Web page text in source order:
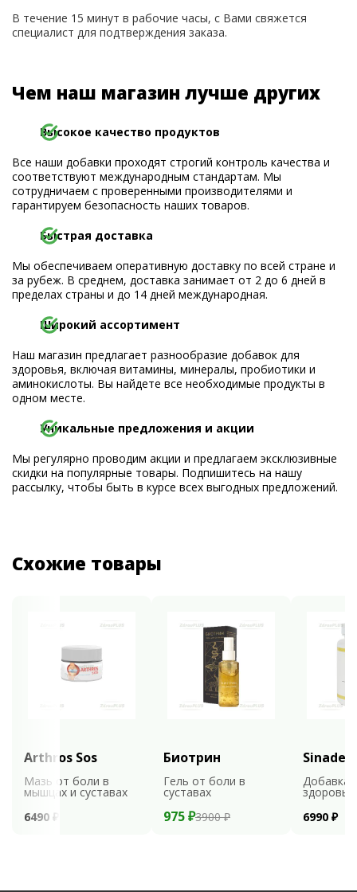
В течение 15 минут в рабочие часы, с Вами свяжется
специалист для подтверждения заказа.
Чем наш магазин лучше других
Высокое качество продуктов
Все наши добавки проходят строгий контроль качества и
соответствуют международным стандартам. Мы
сотрудничаем с проверенными производителями и
гарантируем безопасность наших товаров.
Быстрая доставка
Мы обеспечиваем оперативную доставку по всей стране и
за рубеж. В среднем, доставка занимает от 2 до 6 дней в
пределах страны и до 14 дней международная.
Широкий ассортимент
Наш магазин предлагает разнообразие добавок для
здоровья, включая витамины, минералы, пробиотики и
аминокислоты. Вы найдете все необходимые продукты в
одном месте.
Уникальные предложения и акции
Мы регулярно проводим акции и предлагаем эксклюзивные
скидки на популярные товары. Подпишитесь на нашу
рассылку, чтобы быть в курсе всех выгодных предложений.
Схожие товары
Arthros Sos
Мазь от боли в
мышцах и суставах
6490 ₽
Биотрин
Гель от боли в
суставах
975 ₽3900 ₽
Sinaden
Добавка
здоровья
6990 ₽